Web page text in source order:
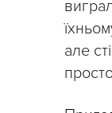
але